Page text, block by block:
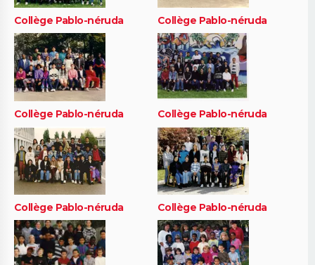
Collège Pablo-néruda Collège Pablo-néruda
Collège Pablo-néruda Collège Pablo-néruda
Collège Pablo-néruda Collège Pablo-néruda